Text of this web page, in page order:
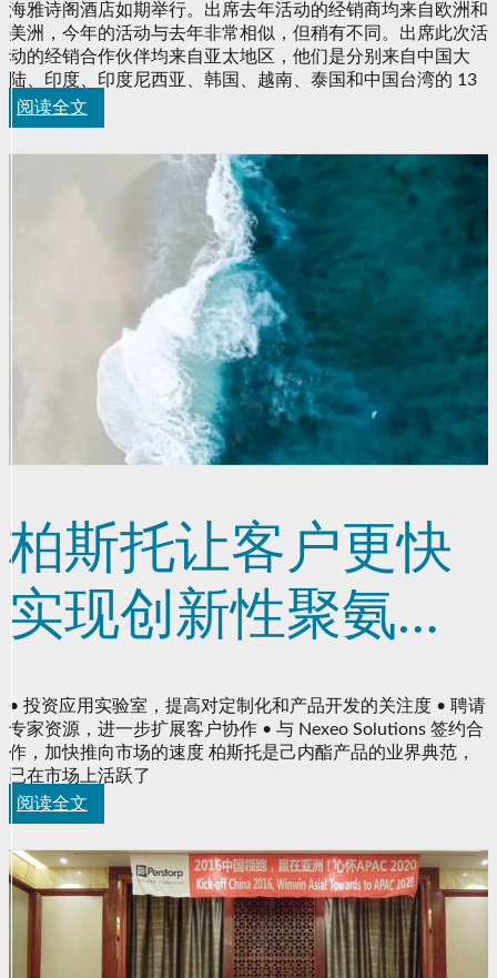
海雅诗阁酒店如期举行。出席去年活动的经销商均来自欧洲和
美洲，今年的活动与去年非常相似，但稍有不同。出席此次活
动的经销合作伙伴均来自亚太地区，他们是分别来自中国大
陆、印度、印度尼西亚、韩国、越南、泰国和中国台湾的 13
阅读全文
柏斯托让客户更快
实现创新性聚氨酯
解决方案商品化
• 投资应用实验室，提高对定制化和产品开发的关注度 • 聘请
专家资源，进一步扩展客户协作 • 与 Nexeo Solutions 签约合
作，加快推向市场的速度 柏斯托是己内酯产品的业界典范，
已在市场上活跃了
阅读全文